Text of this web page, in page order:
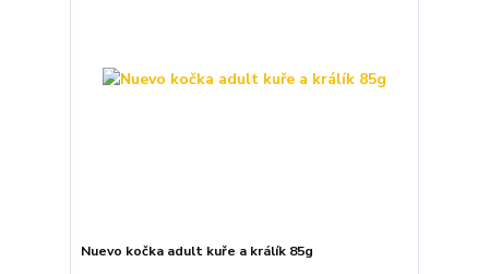
Nuevo kočka adult kuře a králík 85g